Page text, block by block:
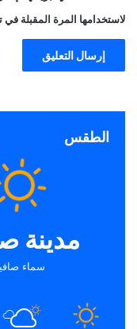
لاستخدامها المرة المقبلة في
الطقس
مدينة
سماء